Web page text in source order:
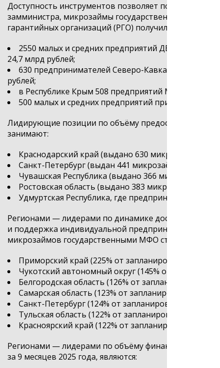
Доступность инструментов позволяет получать
замминистра, микрозаймы государственных
гарантийных организаций (РГО) получили
2550 малых и средних предприятий ДВФО
24,7 млрд рублей;
630 предпринимателей Северо-Кавказского
рублей;
в Республике Крым 508 предприятий МСП
500 малых и средних предприятий приграничных
Лидирующие позиции по объёму предоставленных
занимают:
Краснодарский край (выдано 630 микрозаймов на
Санкт-Петербург (выдан 441 микрозаём на сумму
Чувашская Республика (выдано 366 микрозаймов
Ростовская область (выдано 383 микрозайма на
Удмуртская Республика, где предпринимателям
Регионами — лидерами по динамике достижения
и поддержка индивидуальной
микрозаймов государственными МФО стали:
Приморский край (225% от запланированного
Чукотский автономный округ (145% от
Белгородская область (126% от запланированного
Самарская область (123% от запланированного
Санкт-Петербург (124% от запланированного
Тульская область (122% от запланированного
Красноярский край (122% от запланированного
Регионами — лидерами по объёму финансирования,
за 9 месяцев 2025 года, являются: